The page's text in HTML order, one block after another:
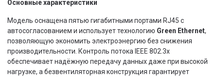
Основные характеристики
Модель оснащена пятью гигабитными портами RJ45 с
автосогласованием и использует технологию Green Ethernet,
позволяющую экономить электроэнергию без снижения
производительности. Контроль потока IEEE 802.3x
обеспечивает надёжную передачу данных даже при высокой
нагрузке, а безвентиляторная конструкция гарантирует